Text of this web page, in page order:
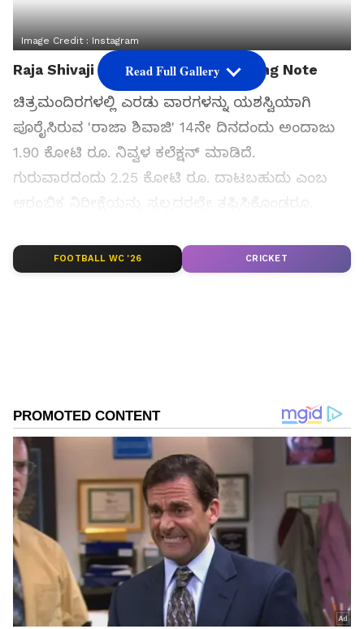
Image Credit :Instagram
Raja Shivaji Ends Week 2 on a Strong Note
ಚಿತ್ರಮಂದಿರಗಳಲ್ಲಿ ಎರಡು ವಾರಗಳನ್ನು ಯಶಸ್ವಿಯಾಗಿ
ಪೂರೈಸಿರುವ 'ರಾಜಾ ಶಿವಾಜಿ' 14ನೇ ದಿನದಂದು ಅಂದಾಜು
1.90 ಕೋಟಿ ರೂ. ನಿವ್ವಳ ಕಲೆಕ್ಷನ್ ಮಾಡಿದೆ.
ಗುರುವಾರದಂದು 2.25 ಕೋಟಿ ರೂ. ದಾಟಬಹುದು ಎಂಬ
ಯಶಸ್ವಿಯಾಗಿದೆ.
ಸಮಗ್ರ ಸುದ್ದಿ ಮೂಲವನ್ನಾಗಿ asianet suvarna news ಅನ್ನು
ಆಯ್ಕೆ ಮಾಡಿಕೊಳ್ಳಿ
Read Full Gallery
FOOTBALL WC '26 CRICKET